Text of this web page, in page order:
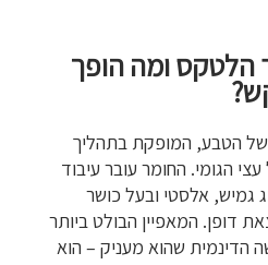
הלטקס ומה הופך
הטבע, המופקת בתהליך
הגומי. החומר עובר עיבוד
גמיש, אלסטי ובעל כושר
דופן. המאפיין הבולט ביותר
הדינמית שהוא מעניק – הוא